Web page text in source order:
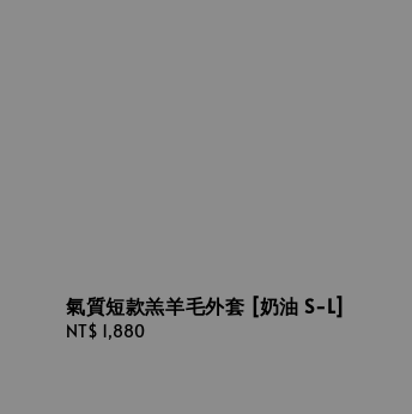
氣質短款羔羊毛外套 [奶油 S-L]
Regular
NT$ 1,880